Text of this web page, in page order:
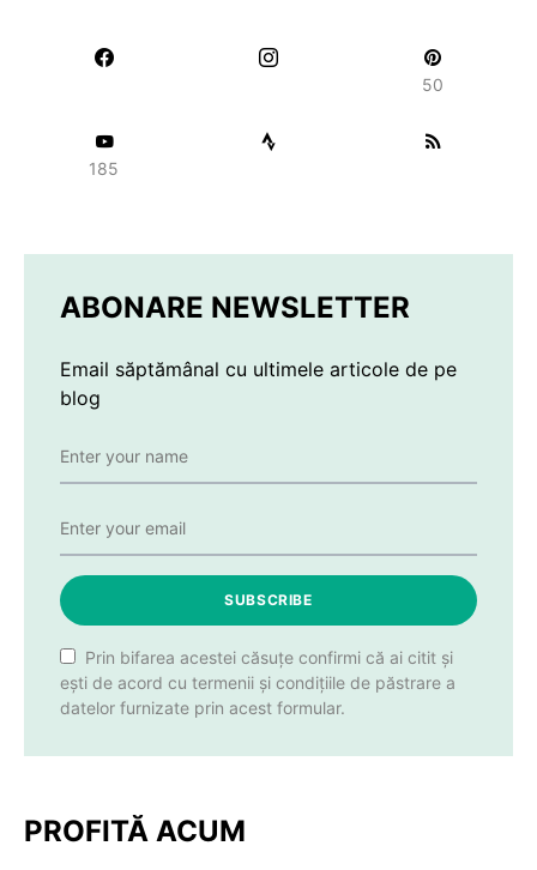
50
185
ABONARE NEWSLETTER
Email săptămânal cu ultimele articole de pe
blog
SUBSCRIBE
Prin bifarea acestei căsuțe confirmi că ai citit și
ești de acord cu termenii și condițiile de păstrare a
datelor furnizate prin acest formular.
PROFITĂ ACUM